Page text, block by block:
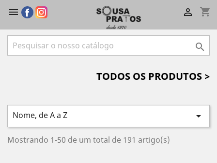
 shopping_cart


TODOS OS PRODUTOS >
Nome, de A a Z 
Mostrando 1-50 de um total de 191 artigo(s)